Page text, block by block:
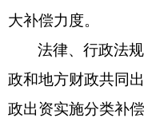
大补偿力度。
法律、行政法
政和地方财政共同
政出资实施分类补